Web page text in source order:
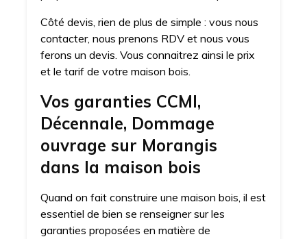
Côté devis, rien de plus de simple : vous nous
contacter, nous prenons RDV et nous vous
ferons un devis. Vous connaitrez ainsi le prix
et le tarif de votre maison bois.
Vos garanties CCMI,
Décennale, Dommage
ouvrage sur Morangis
dans la maison bois
Quand on fait construire une maison bois, il est
essentiel de bien se renseigner sur les
garanties proposées en matière de